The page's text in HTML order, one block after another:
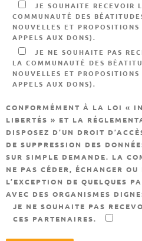
JE SOUHAITE RECEVOIR
COMMUNAUTÉ DES
NOUVELLES ET
APPELS AUX DONS).
JE NE SOUHAITE PAS
LA COMMUNAUTÉ DES
NOUVELLES ET
APPELS AUX DONS).
CONFORMÉMENT À LA LOI «
LIBERTÉS » ET LA
DISPOSEZ D’UN DROIT
DE SUPPRESSION DES
SUR SIMPLE DEMANDE. LA
NE PAS CÉDER, ÉCHANGER OU
L’EXCEPTION DE QUELQUES
AVEC DES ORGANISMES
JE NE SOUHAITE PAS
CES PARTENAIRES.